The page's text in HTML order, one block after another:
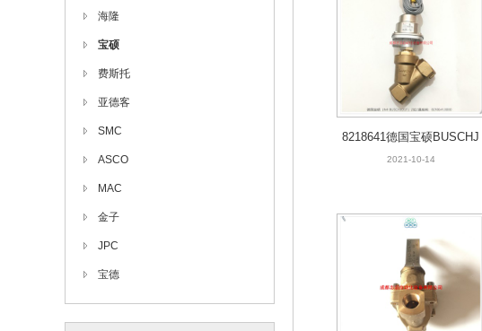
海隆
宝硕
费斯托
亚德客
SMC
ASCO
MAC
金子
JPC
宝德
8218641德国宝硕BUSCHJ
OST2位2通座阀
2021-10-14